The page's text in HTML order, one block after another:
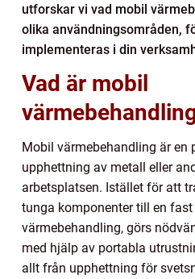
utforskar vi vad mobil
olika användningsområden,
implementeras i din
Vad är mobil
Mobil värmebehandling är en
upphettning av metall eller
arbetsplatsen. Istället för att
tunga komponenter till en
värmebehandling, görs
med hjälp av portabla
allt från upphettning för